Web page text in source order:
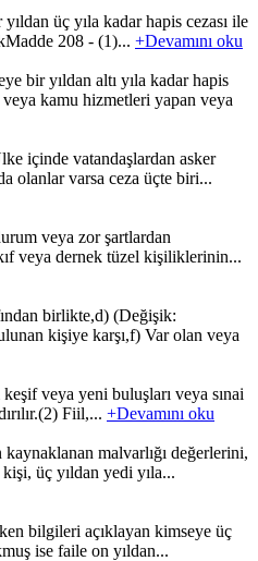
üç yıla kadar hapis cezası ile
208 - (1)... +Devamını oku
bir yıldan altı yıla kadar hapis
kamu hizmetleri yapan veya
içinde vatandaşlardan asker
olanlar varsa ceza üçte biri...
veya zor şartlardan
veya dernek tüzel kişiliklerinin...
birlikte,d) (Değişik:
kişiye karşı,f) Var olan veya
veya yeni buluşları veya sınai
Fiil,... +Devamını oku
malvarlığı değerlerini,
üç yıldan yedi yıla...
bilgileri açıklayan kimseye üç
ise faile on yıldan...